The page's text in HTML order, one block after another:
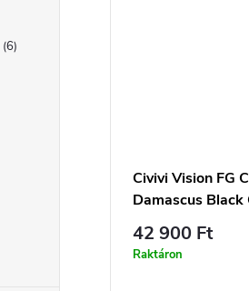
6
Civivi Vision FG
Damascus Black
Micarta
42 900 Ft
Raktáron